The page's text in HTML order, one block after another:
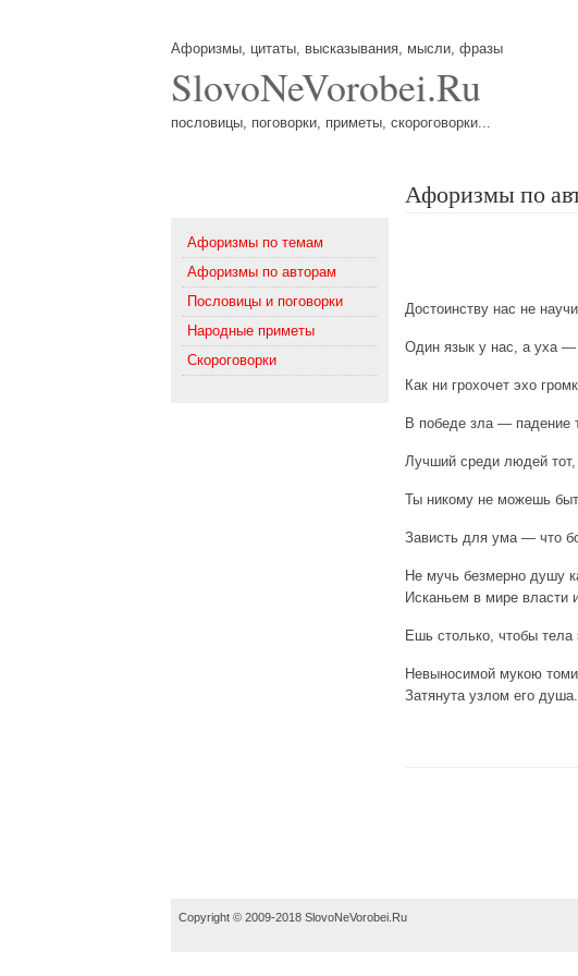
Афоризмы, цитаты, высказывания, мысли, фразы
SlovoNeVorobei.Ru
пословицы, поговорки, приметы, скороговорки...
Афоризмы по темам
Афоризмы по авторам
Пословицы и поговорки
Народные приметы
Скороговорки
Афоризмы по
Достоинству нас не
Один язык у нас, а уха —
Как ни грохочет эхо
В победе зла — падение
Лучший среди людей
Ты никому не можешь
Зависть для ума — что
Не мучь безмерно душу
Исканьем в мире власти
Ешь столько, чтобы тела
Невыносимой мукою
Затянута узлом его душа.
Copyright © 2009-2018 SlovoNeVorobei.Ru